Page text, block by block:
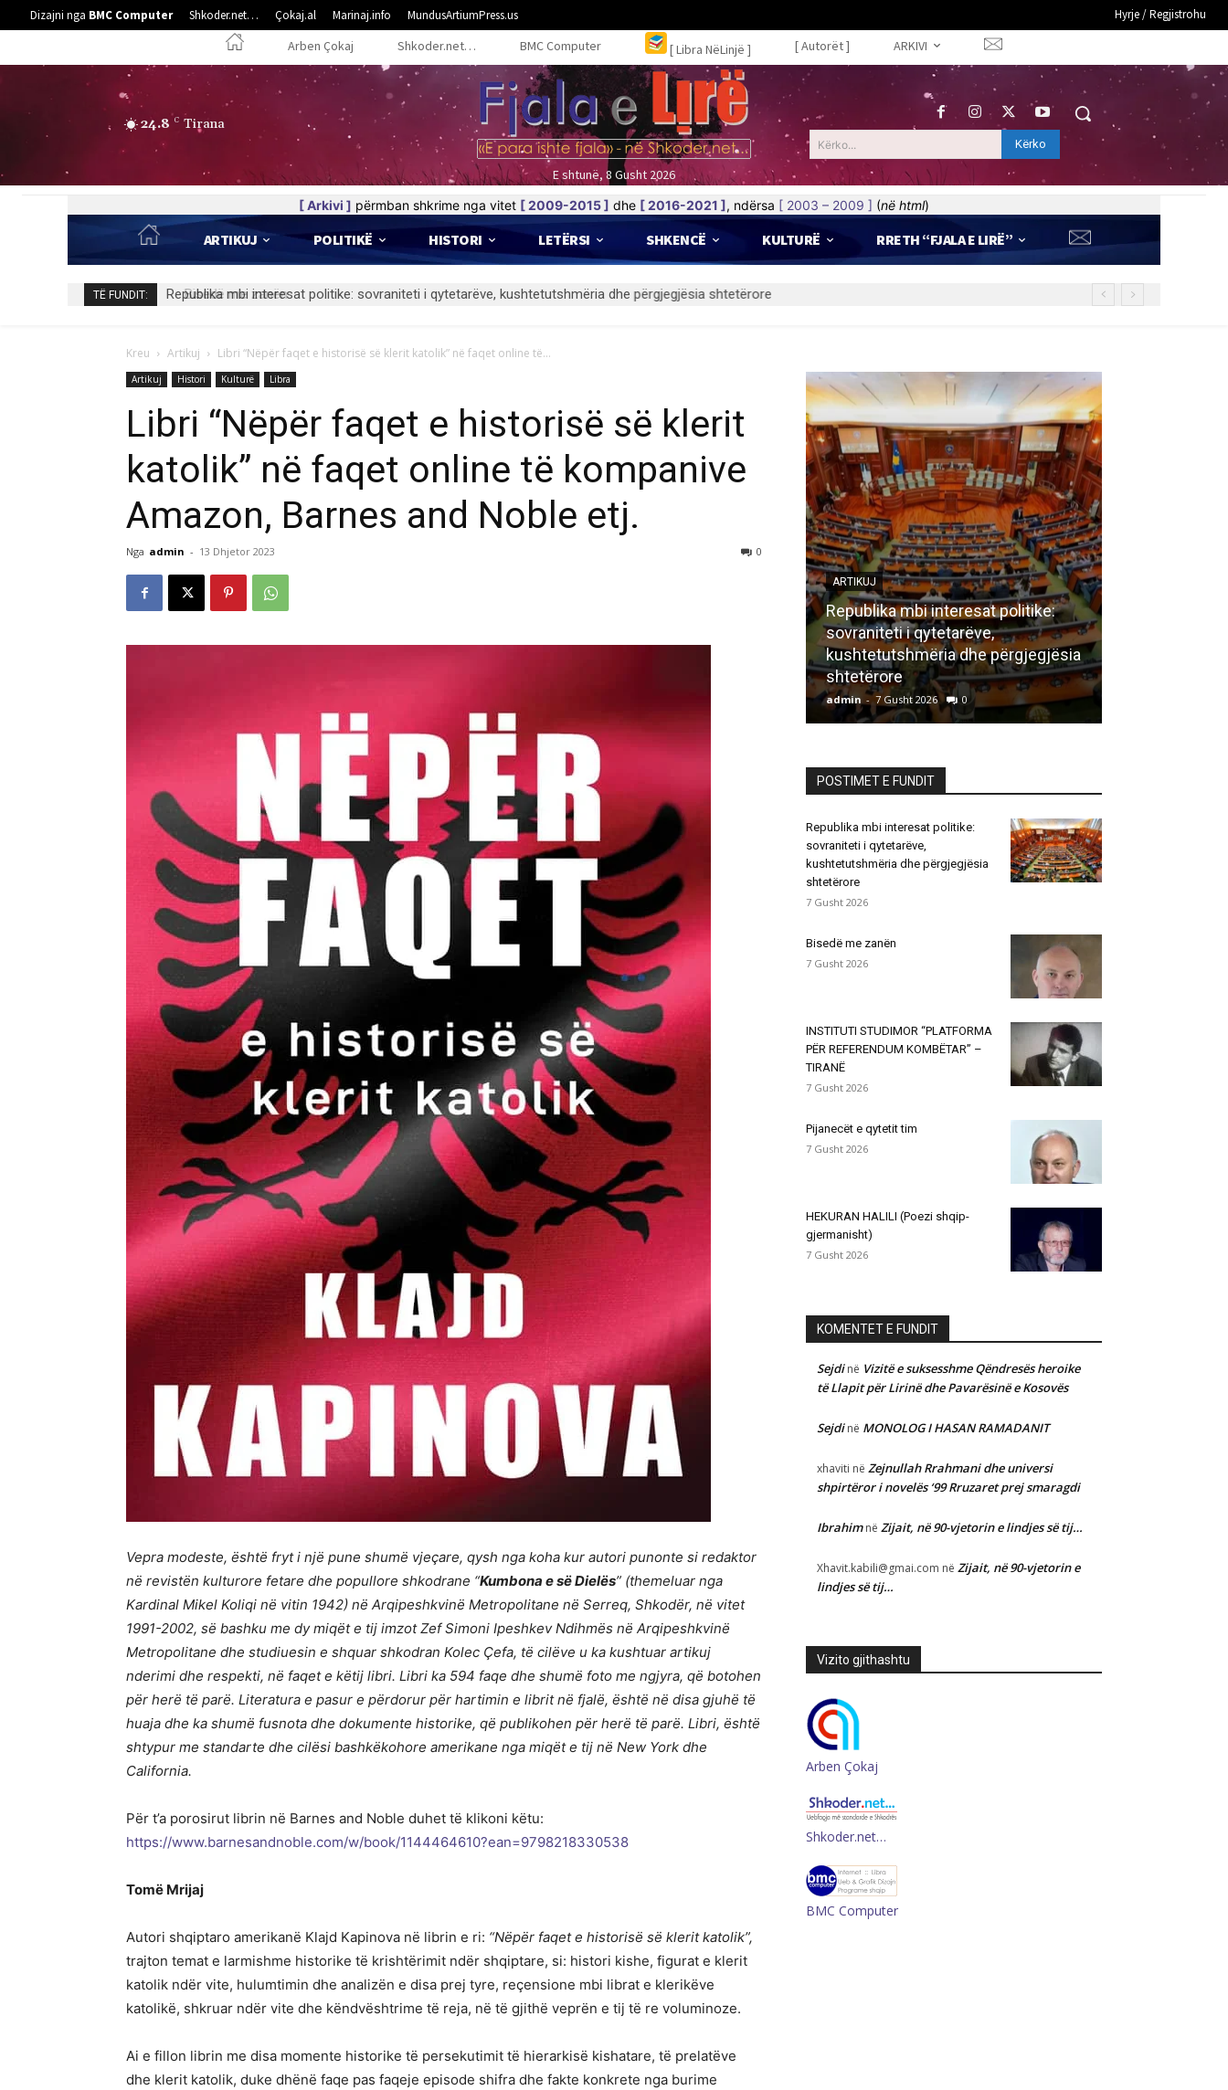
Dizajni nga BMC Computer Shkoder.net… Çokaj.al Marinaj.info MundusArtiumPress.us Hyrje / Regjistrohu
Arben Çokaj Shkoder.net… BMC Computer [ Libra NëLinjë ] [ Autorët ] ARKIVI
24.8 C Tirana
E shtunë, 8 Gusht 2026
Kërko... Kërko
[ Arkivi ] përmban shkrime nga vitet [ 2009-2015 ] dhe [ 2016-2021 ], ndërsa [ 2003 – 2009 ] (në html)
ARTIKUJ POLITIKË HISTORI LETËRSI SHKENCË KULTURË RRETH “FJALA E LIRË”
TË FUNDIT: Bisedë me zanën
Kreu Artikuj Libri “Nëpër faqet e historisë së klerit katolik” në faqet online të...
Artikuj Histori Kulturë Libra
Libri “Nëpër faqet e historisë së klerit
katolik” në faqet online të kompanive
Amazon, Barnes and Noble etj.
Nga admin - 13 Dhjetor 2023 0
Vepra modeste, është fryt i një pune shumë vjeçare, qysh nga koha kur autori punonte si redaktor
në revistën kulturore fetare dhe popullore shkodrane “Kumbona e së Dielës” (themeluar nga
Kardinal Mikel Koliqi në vitin 1942) në Arqipeshkvinë Metropolitane në Serreq, Shkodër, në vitet
1991-2002, së bashku me dy miqët e tij imzot Zef Simoni Ipeshkev Ndihmës në Arqipeshkvinë
Metropolitane dhe studiuesin e shquar shkodran Kolec Çefa, të cilëve u ka kushtuar artikuj
nderimi dhe respekti, në faqet e këtij libri. Libri ka 594 faqe dhe shumë foto me ngjyra, që botohen
për herë të parë. Literatura e pasur e përdorur për hartimin e librit në fjalë, është në disa gjuhë të
huaja dhe ka shumë fusnota dhe dokumente historike, që publikohen për herë të parë. Libri, është
shtypur me standarte dhe cilësi bashkëkohore amerikane nga miqët e tij në New York dhe
California.
Për t’a porosirut librin në Barnes and Noble duhet të klikoni këtu:
https://www.barnesandnoble.com/w/book/1144464610?ean=9798218330538
Tomë Mrijaj
Autori shqiptaro amerikanë Klajd Kapinova në librin e ri: “Nëpër faqet e historisë së klerit katolik”,
trajton temat e larmishme historike të krishtërimit ndër shqiptare, si: histori kishe, figurat e klerit
katolik ndër vite, hulumtimin dhe analizën e disa prej tyre, reçensione mbi librat e klerikëve
katolikë, shkruar ndër vite dhe këndvështrime të reja, në të gjithë veprën e tij të re voluminoze.
Ai e fillon librin me disa momente historike të persekutimit të hierarkisë kishatare, të prelatëve
dhe klerit katolik, duke dhënë faqe pas faqeje episode shifra dhe fakte konkrete nga burime
ARTIKUJ
Republika mbi interesat politike:
sovraniteti i qytetarëve,
kushtetutshmëria dhe përgjegjësia
shtetërore
admin - 7 Gusht 2026 0
POSTIMET E FUNDIT
Republika mbi interesat politike:
sovraniteti i qytetarëve,
kushtetutshmëria dhe përgjegjësia
shtetërore
7 Gusht 2026
Bisedë me zanën
7 Gusht 2026
INSTITUTI STUDIMOR “PLATFORMA
PËR REFERENDUM KOMBËTAR” –
TIRANË
7 Gusht 2026
Pijanecët e qytetit tim
7 Gusht 2026
HEKURAN HALILI (Poezi shqip-
gjermanisht)
7 Gusht 2026
KOMENTET E FUNDIT
Sejdinë Vizitë e suksesshme Qëndresës heroike
të Llapit për Lirinë dhe Pavarësinë e Kosovës
Sejdinë MONOLOG I HASAN RAMADANIT
xhaviti në Zejnullah Rrahmani dhe universi
shpirtëror i novelës ‘99 Rruzaret prej smaragdi
Ibrahimnë Zijait, në 90-vjetorin e lindjes së tij…
Xhavit.kabili@gmai.com në Zijait, në 90-vjetorin e
lindjes së tij…
Vizito gjithashtu
Arben Çokaj
Shkoder.net…
BMC Computer